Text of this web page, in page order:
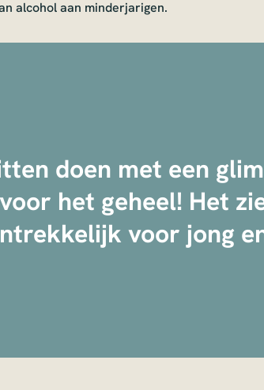
alcohol aan minderjarigen.
doen met een
het geheel! Het
voor jong